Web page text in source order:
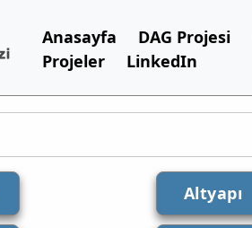
Anasayfa DAG Projesi
Projeler
LinkedIn
Altyapı